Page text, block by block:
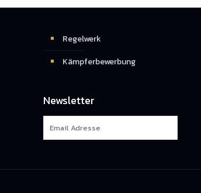
Regelwerk
Kämpferbewerbung
Newsletter